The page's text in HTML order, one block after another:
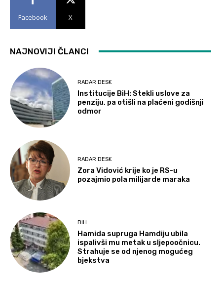
Facebook X
NAJNOVIJI ČLANCI
RADAR DESK
Institucije BiH: Stekli uslove za
penziju, pa otišli na plaćeni godišnji
odmor
RADAR DESK
Zora Vidović krije ko je RS-u
pozajmio pola milijarde maraka
BIH
Hamida supruga Hamdiju ubila
ispalivši mu metak u sljepoočnicu.
Strahuje se od njenog mogućeg
bjekstva